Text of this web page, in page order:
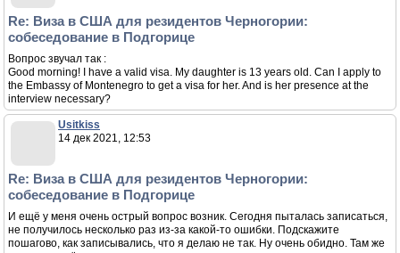
Re: Виза в США для резидентов Черногории:
собеседование в Подгорице
Вопрос звучал так :
Good morning! I have a valid visa. My daughter is 13 years old. Can I apply to
the Embassy of Montenegro to get a visa for her. And is her presence at the
interview necessary?
Usitkiss
14 дек 2021, 12:53
Re: Виза в США для резидентов Черногории:
собеседование в Подгорице
И ещё у меня очень острый вопрос возник. Сегодня пыталась записаться,
не получилось несколько раз из-за какой-то ошибки. Подскажите
пошагово, как записывались, что я делаю не так. Ну очень обидно. Там же